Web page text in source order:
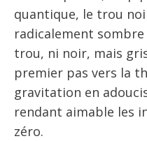
quantique, le trou
radicalement sombre
trou, ni noir, mais
premier pas vers la
gravitation en
rendant aimable les
zéro.